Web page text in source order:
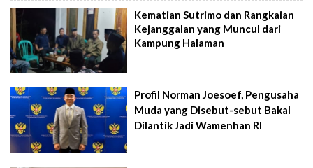
Kematian Sutrimo dan Rangkaian
Kejanggalan yang Muncul dari
Kampung Halaman
Profil Norman Joesoef, Pengusaha
Muda yang Disebut-sebut Bakal
Dilantik Jadi Wamenhan RI